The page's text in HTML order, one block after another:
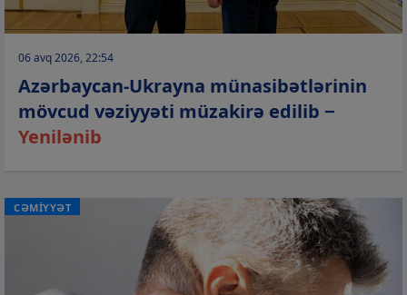
06 avq 2026, 22:54
Azərbaycan-Ukrayna münasibətlərinin
mövcud vəziyyəti müzakirə edilib −
Yenilənib
CƏMİYYƏT